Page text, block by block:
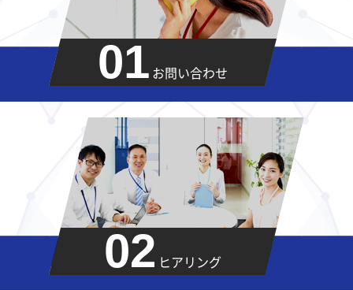
01 お問い合わせ
02 ヒアリング